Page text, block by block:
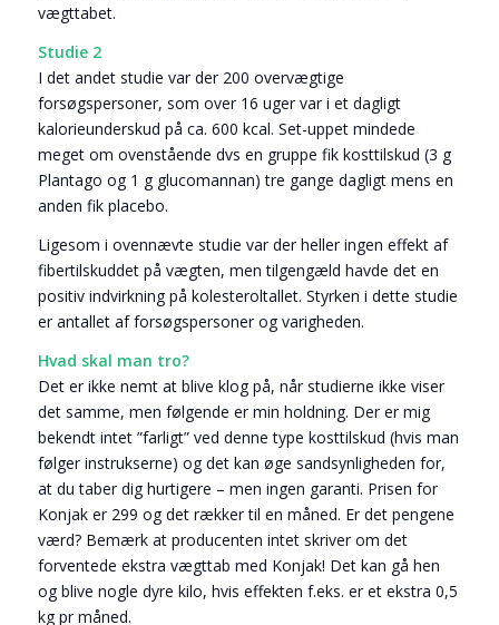
vægttabet.
Studie 2
I det andet studie var der 200 overvægtige
forsøgspersoner, som over 16 uger var i et dagligt
kalorieunderskud på ca. 600 kcal. Set-uppet mindede
meget om ovenstående dvs en gruppe fik kosttilskud (3 g
Plantago og 1 g glucomannan) tre gange dagligt mens en
anden fik placebo.
Ligesom i ovennævte studie var der heller ingen effekt af
fibertilskuddet på vægten, men tilgengæld havde det en
positiv indvirkning på kolesteroltallet. Styrken i dette studie
er antallet af forsøgspersoner og varigheden.
Hvad skal man tro?
Det er ikke nemt at blive klog på, når studierne ikke viser
det samme, men følgende er min holdning. Der er mig
bekendt intet ”farligt” ved denne type kosttilskud (hvis man
følger instrukserne) og det kan øge sandsynligheden for,
at du taber dig hurtigere – men ingen garanti. Prisen for
Konjak er 299 og det rækker til en måned. Er det pengene
værd? Bemærk at producenten intet skriver om det
forventede ekstra vægttab med Konjak! Det kan gå hen
og blive nogle dyre kilo, hvis effekten f.eks. er et ekstra 0,5
kg pr måned.